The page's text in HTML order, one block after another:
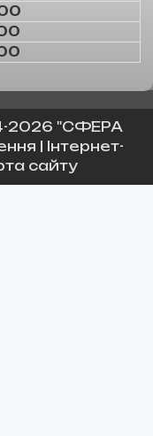
2026 "СФЕРА
Інтернет-
сайту